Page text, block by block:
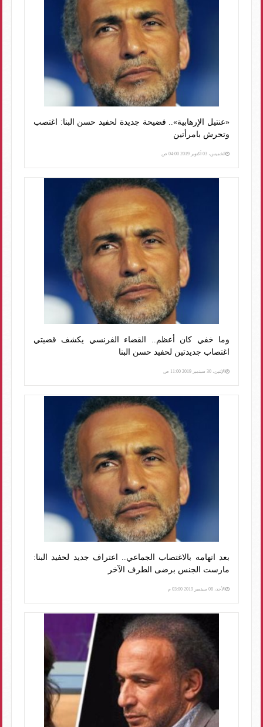
«عنتيل الإرهابية».. فضيحة جديدة لحفيد حسن البنا: اغتصب
وتحرش بامرأتين
الخميس، 03 أكتوبر 2019 04:00 ص
وما خفي كان أعظم.. القضاء الفرنسي يكشف قضيتي
اغتصاب جديدتين لحفيد حسن البنا
الإثنين، 30 سبتمبر 2019 11:00 ص
بعد اتهامه بالاغتصاب الجماعي.. اعتراف جديد لحفيد البنا:
مارست الجنس برضى الطرف الآخر
الأحد، 08 سبتمبر 2019 03:00 م